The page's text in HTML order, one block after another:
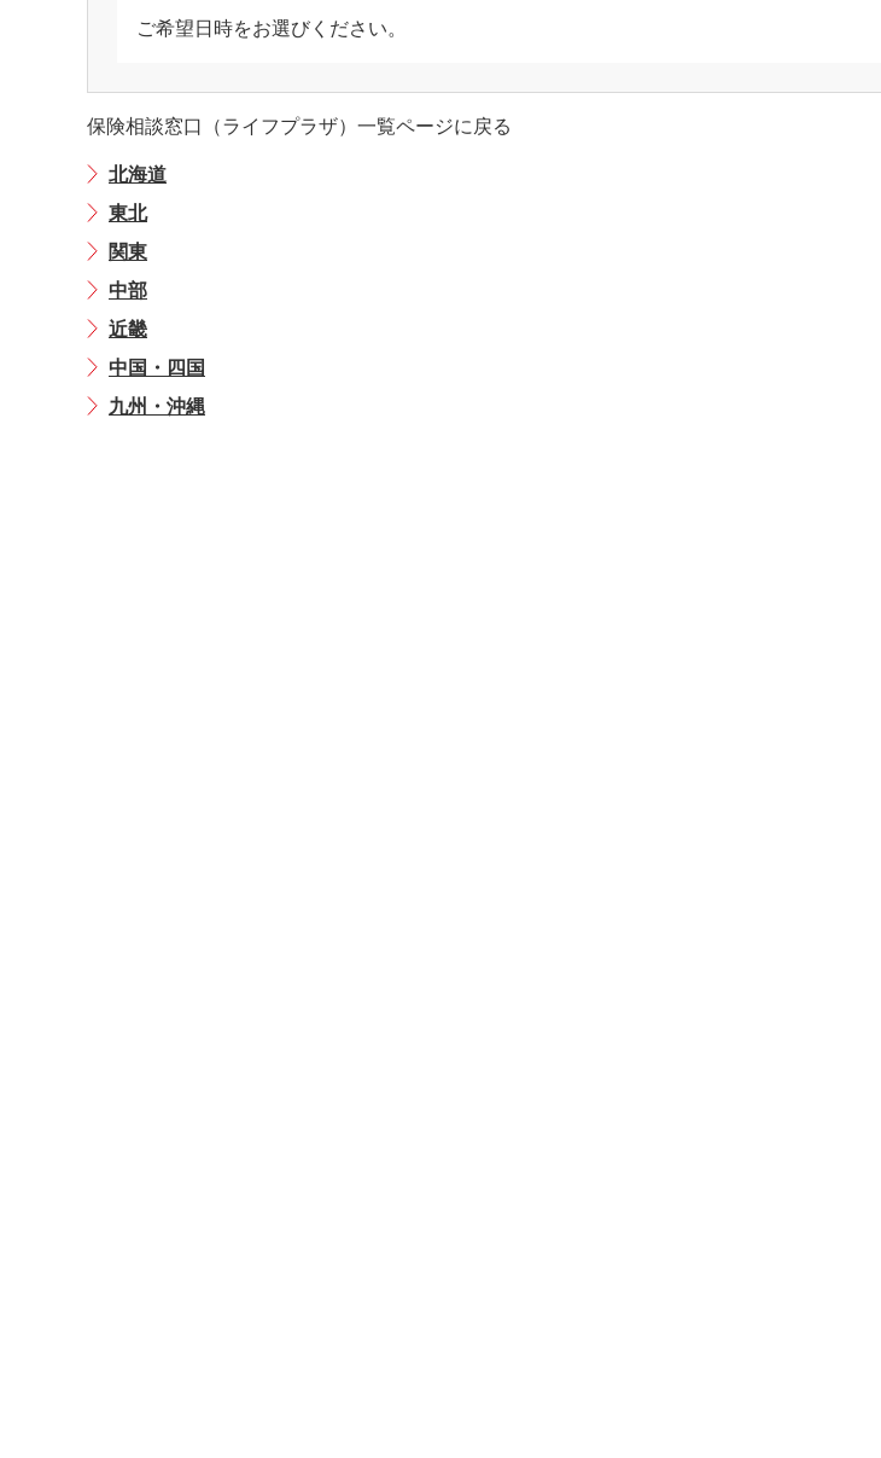
ご希望日時をお選びください。
保険相談窓口（ライフプラザ）一覧ページに戻る
北海道
東北
関東
中部
近畿
中国・四国
九州・沖縄